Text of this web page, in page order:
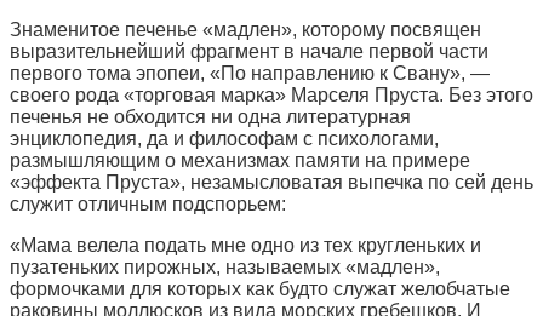
Знаменитое печенье «мадлен», которому посвящен
выразительнейший фрагмент в начале первой части
первого тома эпопеи, «По направлению к Свану», —
своего рода «торговая марка» Марселя Пруста. Без этого
печенья не обходится ни одна литературная
энциклопедия, да и философам с психологами,
размышляющим о механизмах памяти на примере
«эффекта Пруста», незамысловатая выпечка по сей день
служит отличным подспорьем:
«Мама велела подать мне одно из тех кругленьких и
пузатеньких пирожных, называемых «мадлен»,
формочками для которых как будто служат желобчатые
раковины моллюсков из вида морских гребешков. И